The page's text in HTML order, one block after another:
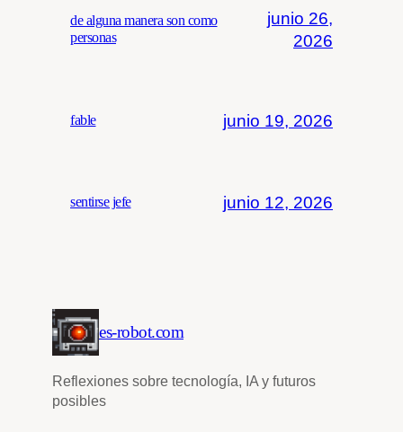
de alguna manera son como
personas
junio 26,
2026
fable junio 19, 2026
sentirse jefe junio 12, 2026
es-robot.com
Reflexiones sobre tecnología, IA y futuros
posibles